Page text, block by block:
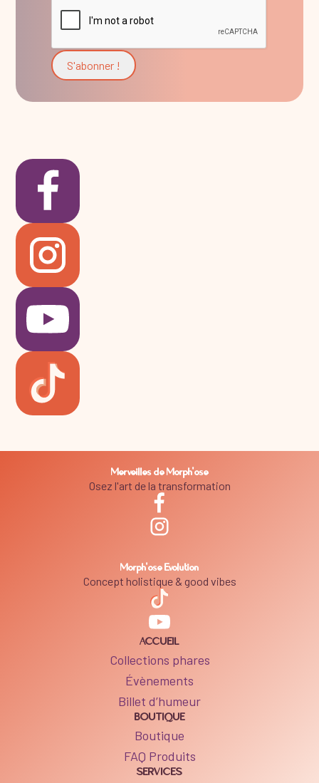
Merveilles de Morph'ose
Osez l'art de la transformation
Morph'ose Evolution
Concept holistique & good vibes
ACCUEIL
Collections phares
Évènements
Billet d’humeur
BOUTIQUE
Boutique
FAQ Produits
SERVICES